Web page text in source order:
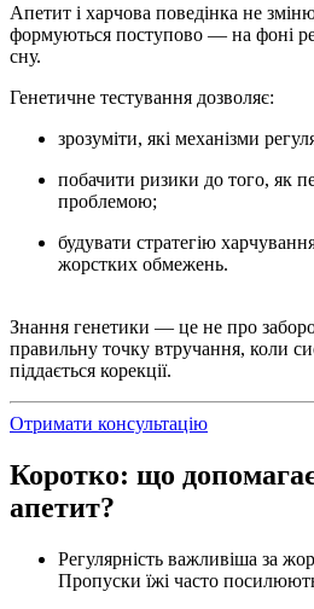
Апетит і харчова поведінка не
формуються поступово — на фоні
сну.
Генетичне тестування дозволяє:
зрозуміти, які механізми
побачити ризики до того, як
проблемою;
будувати стратегію
жорстких обмежень.
Знання генетики — це не про
правильну точку втручання, коли
піддається корекції.
Отримати консультацію
Коротко: що допомагає
апетит?
Регулярність важливіша за
Пропуски їжі часто